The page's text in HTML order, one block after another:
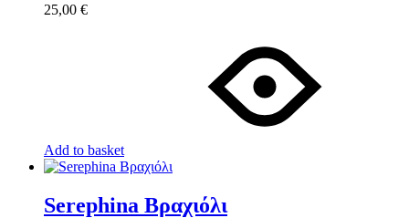
25,00 €
Add to basket
Serephina Βραχιόλι